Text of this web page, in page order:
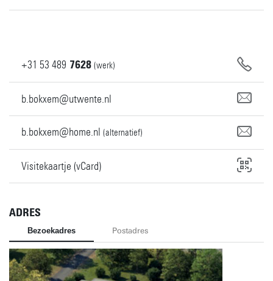
+31 53 489 7628 (werk)
b.bokxem@utwente.nl
b.bokxem@home.nl (alternatief)
Visitekaartje (vCard)
ADRES
Bezoekadres Postadres